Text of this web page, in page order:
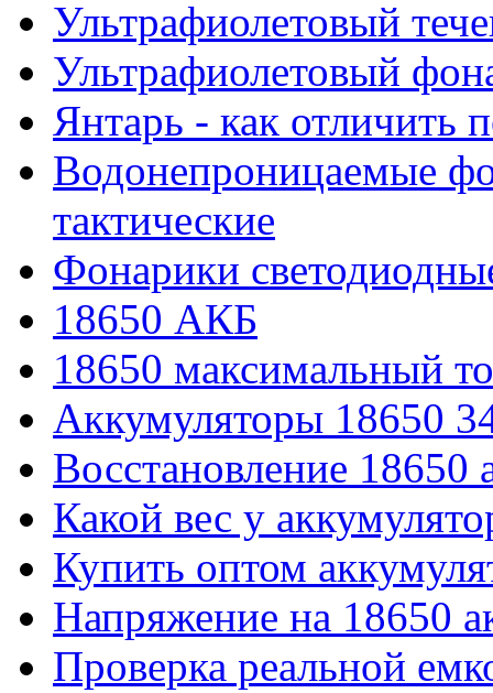
Ультрафиолетовый
Ультрафиолетовый
Янтарь - как отличить
Водонепроницаемые
тактические
Фонарики
18650 АКБ
18650 максимальный
Аккумуляторы 18650
Восстановление 18650
Какой вес у
Купить оптом
Напряжение на 18650
Проверка реальной